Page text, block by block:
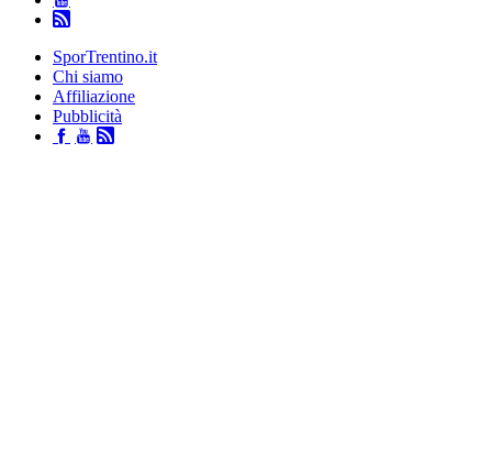
SporTrentino.it
Chi siamo
Affiliazione
Pubblicità